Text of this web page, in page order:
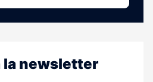
newsletter